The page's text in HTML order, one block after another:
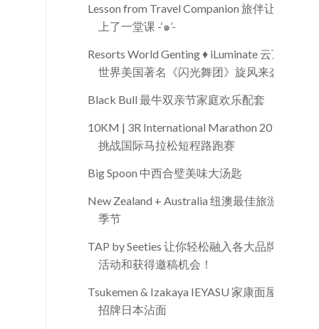
Lesson from Travel Companion 旅伴让我
上了一堂课 -‘๑’-
Resorts World Genting ♦ iLuminate 云顶
世界美国著名《闪光舞团》旋风来袭
Black Bull 最牛双亲节家庭欢乐配套
10KM | 3R International Marathon 2015
挑战国际马拉松短程路跑赛
Big Spoon 中西合璧美味大汤匙
New Zealand + Australia 纽澳最佳旅游
季节
TAP by Seeties 让你轻松融入各大品牌
活动和获得邀稿机会！
Tsukemen & Izakaya IEYASU 家康面屋
招牌日本沾面